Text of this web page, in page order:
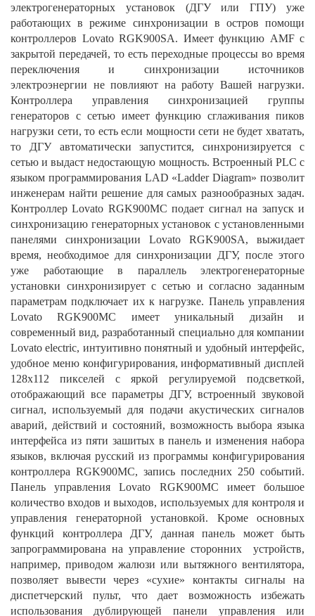
электрогенераторных установок (ДГУ или ГПУ) уже
работающих в режиме синхронизации в остров помощи
контроллеров Lovato RGK900SA. Имеет функцию AMF c
закрытой передачей, то есть переходные процессы во время
переключения и синхронизации источников
электроэнергии не повлияют на работу Вашей нагрузки.
Контроллера управления синхронизацией группы
генераторов с сетью имеет функцию сглаживания пиков
нагрузки сети, то есть если мощности сети не будет хватать,
то ДГУ автоматически запустится, синхронизируется с
сетью и выдаст недостающую мощность. Встроенный PLC с
языком программирования LAD «Ladder Diagram» позволит
инженерам найти решение для самых разнообразных задач.
Контроллер Lovato RGK900MC подает сигнал на запуск и
синхронизацию генераторных установок с установленными
панелями синхронизации Lovato RGK900SA, выжидает
время, необходимое для синхронизации ДГУ, после этого
уже работающие в параллель электрогенераторные
установки синхронизирует с сетью и согласно заданным
параметрам подключает их к нагрузке. Панель управления
Lovato RGK900MC имеет уникальный дизайн и
современный вид, разработанный специально для компании
Lovato electric, интуитивно понятный и удобный интерфейс,
удобное меню конфигурирования, информативный дисплей
128x112 пикселей с яркой регулируемой подсветкой,
отображающий все параметры ДГУ, встроенный звуковой
сигнал, используемый для подачи акустических сигналов
аварий, действий и состояний, возможность выбора языка
интерфейса из пяти зашитых в панель и изменения набора
языков, включая русский из программы конфигурирования
контроллера RGK900MC, запись последних 250 событий.
Панель управления Lovato RGK900MC имеет большое
количество входов и выходов, используемых для контроля и
управления генераторной установкой. Кроме основных
функций контроллера ДГУ, данная панель может быть
запрограммирована на управление сторонних устройств,
например, приводом жалюзи или вытяжного вентилятора,
позволяет вывести через «сухие» контакты сигналы на
диспетчерский пульт, что дает возможность избежать
использования дублирующей панели управления или